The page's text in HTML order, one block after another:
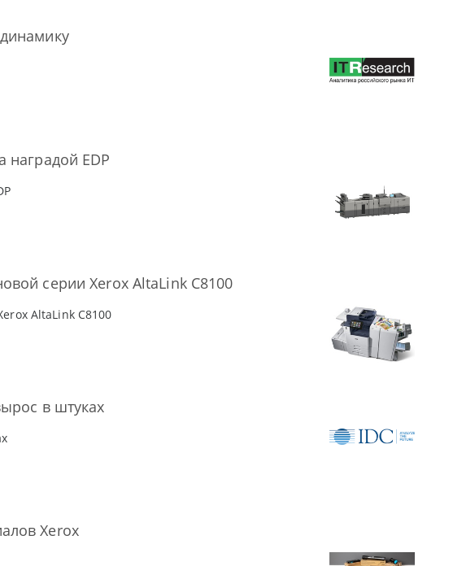
EDP
серии Xerox AltaLink С8100
AltaLink С8100
в штуках
Xerox